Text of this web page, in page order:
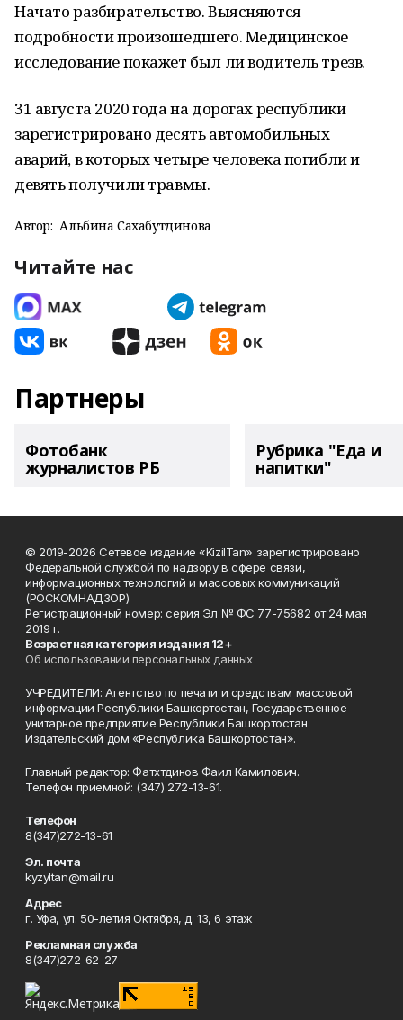
Начато разбирательство. Выясняются
подробности произошедшего. Медицинское
исследование покажет был ли водитель трезв.
31 августа 2020 года на дорогах республики
зарегистрировано десять автомобильных
аварий, в которых четыре человека погибли и
девять получили травмы.
Автор: Альбина Сахабутдинова
Читайте нас
Партнеры
Фотобанк
журналистов РБ
Рубрика "Еда и
напитки"
© 2019-2026 Сетевое издание «KizilTan» зарегистрировано
Федеральной службой по надзору в сфере связи,
информационных технологий и массовых коммуникаций
(РОСКОМНАДЗОР)
Регистрационный номер: серия Эл № ФС 77-75682 от 24 мая
2019 г.
Возрастная категория издания 12+
Об использовании персональных данных
УЧРЕДИТЕЛИ: Агентство по печати и средствам массовой
информации Республики Башкортостан, Государственное
унитарное предприятие Республики Башкортостан
Издательский дом «Республика Башкортостан».
Главный редактор: Фатхтдинов Фаил Камилович.
Телефон приемной: (347) 272-13-61.
Телефон
8(347)272-13-61
Эл. почта
kyzyltan@mail.ru
Адрес
г. Уфа, ул. 50-летия Октября, д. 13, 6 этаж
Рекламная служба
8(347)272-62-27